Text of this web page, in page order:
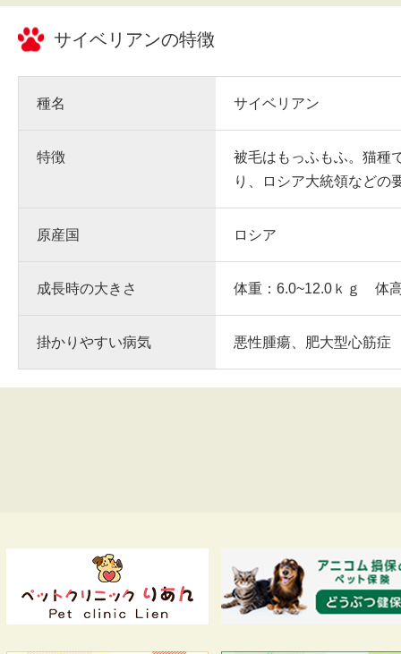
サイベリアンの特徴
種名 サイベリアン
特徴
被毛はもっふもふ。猫種
り、ロシア大統領などの
原産国 ロシア
成長時の大きさ 体重：6.0~12.0ｋｇ 体
掛かりやすい病気 悪性腫瘍、肥大型心筋症